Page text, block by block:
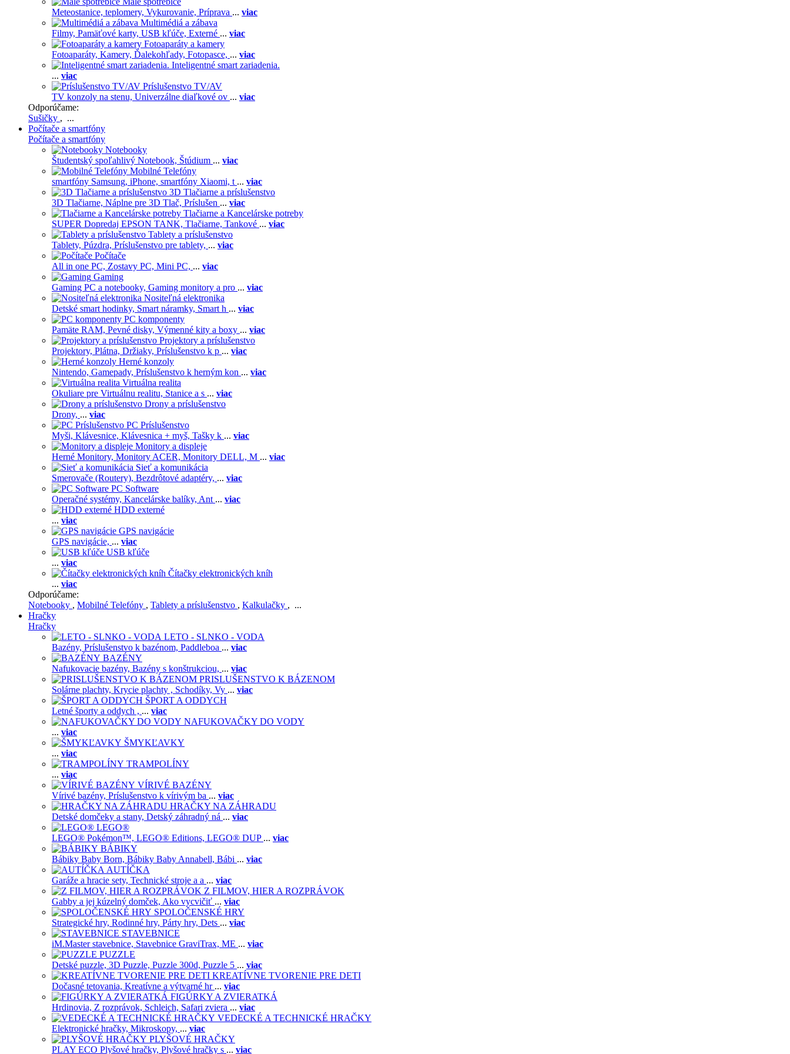
Meteostanice, teplomery, Vykurovanie, Príprava ... viac
Multimédiá a zábava
Filmy, Pamäťové karty, USB kľúče, Externé ... viac
Fotoaparáty a kamery
Fotoaparáty, Kamery, Ďalekohľady, Fotopasce, ... viac
Inteligentné smart zariadenia.
... viac
Príslušenstvo TV/AV
TV konzoly na stenu, Univerzálne diaľkové ov ... viac
Odporúčame:
Sušičky , ...
Počítače a smartfóny
Počítače a smartfóny
Notebooky
Študentský spoľahlivý Notebook, Štúdium ... viac
Mobilné Telefóny
smartfóny Samsung, iPhone, smartfóny Xiaomi, t ... viac
3D Tlačiarne a príslušenstvo
3D Tlačiarne, Náplne pre 3D Tlač, Príslušen ... viac
Tlačiarne a Kancelárske potreby
SUPER Dopredaj EPSON TANK, Tlačiarne, Tankové ... viac
Tablety a príslušenstvo
Tablety, Púzdra, Príslušenstvo pre tablety, ... viac
Počítače
All in one PC, Zostavy PC, Mini PC, ... viac
Gaming
Gaming PC a notebooky, Gaming monitory a pro ... viac
Nositeľná elektronika
Detské smart hodinky, Smart náramky, Smart h ... viac
PC komponenty
Pamäte RAM, Pevné disky, Výmenné kity a boxy ... viac
Projektory a príslušenstvo
Projektory, Plátna, Držiaky, Príslušenstvo k p ... viac
Herné konzoly
Nintendo, Gamepady, Príslušenstvo k herným kon ... viac
Virtuálna realita
Okuliare pre Virtuálnu realitu, Stanice a s ... viac
Drony a príslušenstvo
Drony, ... viac
PC Príslušenstvo
Myši, Klávesnice, Klávesnica + myš, Tašky k ... viac
Monitory a displeje
Herné Monitory, Monitory ACER, Monitory DELL, M ... viac
Sieť a komunikácia
Smerovače (Routery), Bezdrôtové adaptéry, ... viac
PC Software
Operačné systémy, Kancelárske balíky, Ant ... viac
HDD externé
... viac
GPS navigácie
GPS navigácie, ... viac
USB kľúče
... viac
Čítačky elektronických kníh
... viac
Odporúčame:
Notebooky , Mobilné Telefóny , Tablety a príslušenstvo , Kalkulačky , ...
Hračky
Hračky
LETO - SLNKO - VODA
Bazény, Príslušenstvo k bazénom, Paddleboa ... viac
BAZÉNY
Nafukovacie bazény, Bazény s konštrukciou, ... viac
PRISLUŠENSTVO K BÁZENOM
Solárne plachty, Krycie plachty , Schodíky, Vy ... viac
ŠPORT A ODDYCH
Letné športy a oddych , ... viac
NAFUKOVAČKY DO VODY
... viac
ŠMYKĽAVKY
... viac
TRAMPOLÍNY
... viac
VÍRIVÉ BAZÉNY
Vírivé bazény, Príslušenstvo k vírivým ba ... viac
HRAČKY NA ZÁHRADU
Detské domčeky a stany, Detský záhradný ná ... viac
LEGO®
LEGO® Pokémon™, LEGO® Editions, LEGO® DUP ... viac
BÁBIKY
Bábiky Baby Born, Bábiky Baby Annabell, Bábi ... viac
AUTÍČKA
Garáže a hracie sety, Technické stroje a a ... viac
Z FILMOV, HIER A ROZPRÁVOK
Gabby a jej kúzelný domček, Ako vycvičiť ... viac
SPOLOČENSKÉ HRY
Strategické hry, Rodinné hry, Párty hry, Dets ... viac
STAVEBNICE
iM.Master stavebnice, Stavebnice GraviTrax, ME ... viac
PUZZLE
Detské puzzle, 3D Puzzle, Puzzle 300d, Puzzle 5 ... viac
KREATÍVNE TVORENIE PRE DETI
Dočasné tetovania, Kreatívne a výtvarné hr ... viac
FIGÚRKY A ZVIERATKÁ
Hrdinovia, Z rozprávok, Schleich, Safari zviera ... viac
VEDECKÉ A TECHNICKÉ HRAČKY
Elektronické hračky, Mikroskopy, ... viac
PLYŠOVÉ HRAČKY
PLAY ECO Plyšové hračky, Plyšové hračky s ... viac